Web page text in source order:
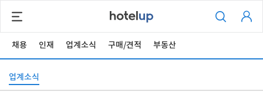
채용 인재 업계소식 구매/견적 부동산
업계소식